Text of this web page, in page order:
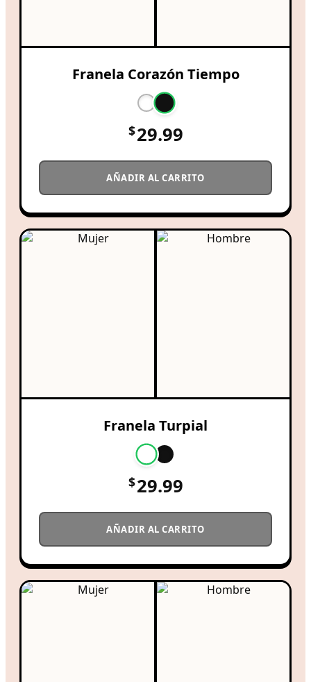
Franela Corazón Tiempo
$29.99
AÑADIR AL CARRITO
Franela Turpial
$29.99
AÑADIR AL CARRITO